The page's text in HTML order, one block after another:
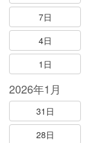
7日
4日
1日
2026年1月
31日
28日